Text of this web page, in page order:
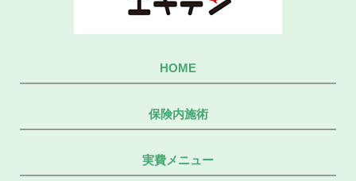
HOME
保険内施術
実費メニュー